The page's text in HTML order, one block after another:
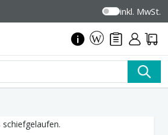
inkl. MwSt.